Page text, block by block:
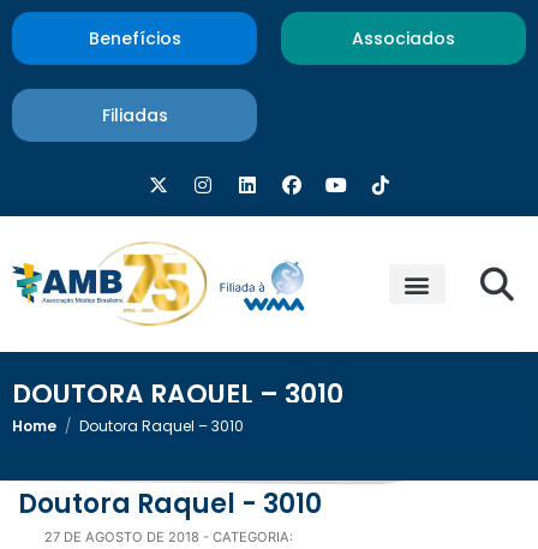
Benefícios Associados
Filiadas
DOUTORA RAQUEL – 3010
Home / Doutora Raquel – 3010
Doutora Raquel - 3010
27 DE AGOSTO DE 2018 - CATEGORIA: